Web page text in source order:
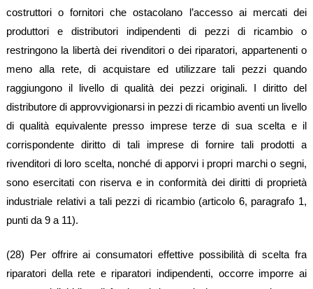
costruttori o fornitori che ostacolano l’accesso ai mercati dei
produttori e distributori indipendenti di pezzi di ricambio o
restringono la libertà dei rivenditori o dei riparatori, appartenenti o
meno alla rete, di acquistare ed utilizzare tali pezzi quando
raggiungono il livello di qualità dei pezzi originali. I diritto del
distributore di approvvigionarsi in pezzi di ricambio aventi un livello
di qualità equivalente presso imprese terze di sua scelta e il
corrispondente diritto di tali imprese di fornire tali prodotti a
rivenditori di loro scelta, nonché di apporvi i propri marchi o segni,
sono esercitati con riserva e in conformità dei diritti di proprietà
industriale relativi a tali pezzi di ricambio (articolo 6, paragrafo 1,
punti da 9 a 11).
(28) Per offrire ai consumatori effettive possibilità di scelta fra
riparatori della rete e riparatori indipendenti, occorre imporre ai